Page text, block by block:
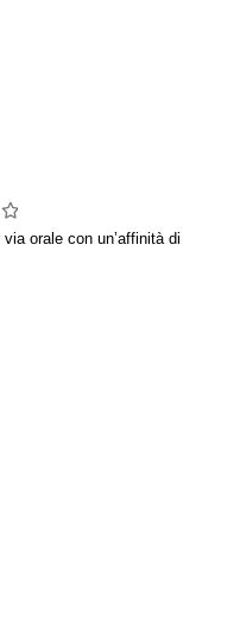
orale con un’affinità di